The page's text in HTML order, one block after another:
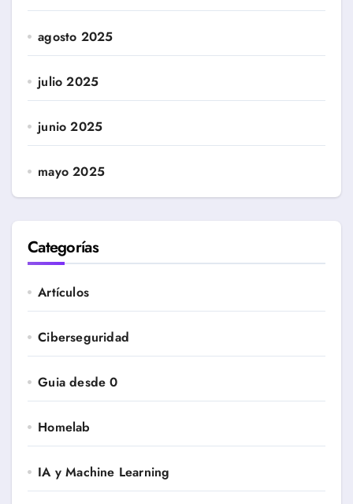
agosto 2025
julio 2025
junio 2025
mayo 2025
Categorías
Artículos
Ciberseguridad
Guia desde 0
Homelab
IA y Machine Learning